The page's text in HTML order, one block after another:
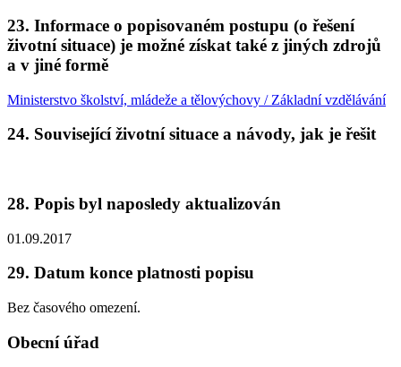
23. Informace o popisovaném postupu (o řešení
životní situace) je možné získat také z jiných zdrojů
a v jiné formě
Ministerstvo školství, mládeže a tělovýchovy / Základní vzdělávání
24. Související životní situace a návody, jak je řešit
28. Popis byl naposledy aktualizován
01.09.2017
29. Datum konce platnosti popisu
Bez časového omezení.
Obecní úřad